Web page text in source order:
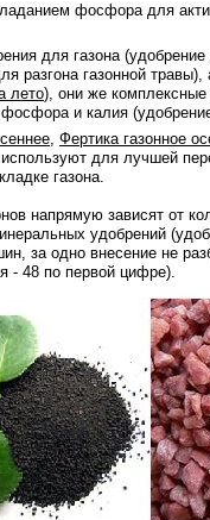
фосфора для
для газона
разгона газонной
лето), они же комплексные
и калия
, Фертика газонное
для лучшей
газона.
напрямую зависят от
удобрений
за одно внесение не
- 48 по первой цифре).